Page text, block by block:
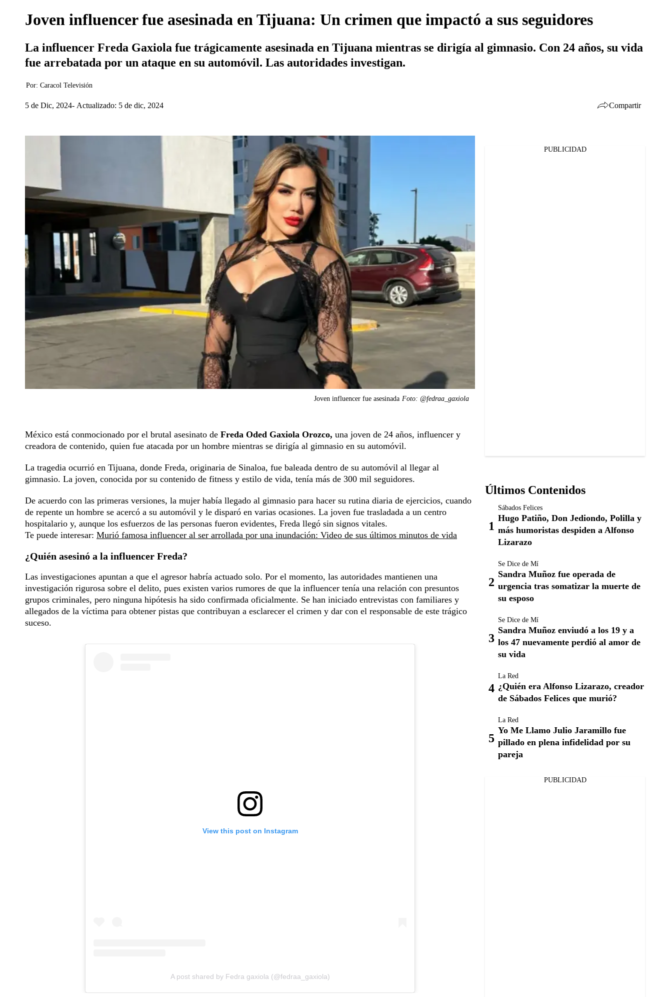
Joven influencer fue asesinada en Tijuana: Un crimen que impactó a sus seguidores
La influencer Freda Gaxiola fue trágicamente asesinada en Tijuana mientras se dirigía al gimnasio. Con 24 años, su vida
fue arrebatada por un ataque en su automóvil. Las autoridades investigan.
Por: Caracol Televisión
5 de Dic, 2024 Actualizado: 5 de dic, 2024 Compartir
Joven influencer fue asesinada Foto: @fedraa_gaxiola
México está conmocionado por el brutal asesinato de Freda Oded Gaxiola Orozco, una joven de 24 años, influencer y
creadora de contenido, quien fue atacada por un hombre mientras se dirigía al gimnasio en su automóvil.
La tragedia ocurrió en Tijuana, donde Freda, originaria de Sinaloa, fue baleada dentro de su automóvil al llegar al
gimnasio. La joven, conocida por su contenido de fitness y estilo de vida, tenía más de 300 mil seguidores.
De acuerdo con las primeras versiones, la mujer había llegado al gimnasio para hacer su rutina diaria de ejercicios, cuando
de repente un hombre se acercó a su automóvil y le disparó en varias ocasiones. La joven fue trasladada a un centro
hospitalario y, aunque los esfuerzos de las personas fueron evidentes, Freda llegó sin signos vitales.
Te puede interesar: Murió famosa influencer al ser arrollada por una inundación: Video de sus últimos minutos de vida
¿Quién asesinó a la influencer Freda?
Las investigaciones apuntan a que el agresor habría actuado solo. Por el momento, las autoridades mantienen una
investigación rigurosa sobre el delito, pues existen varios rumores de que la influencer tenía una relación con presuntos
grupos criminales, pero ninguna hipótesis ha sido confirmada oficialmente. Se han iniciado entrevistas con familiares y
allegados de la víctima para obtener pistas que contribuyan a esclarecer el crimen y dar con el responsable de este trágico
suceso.
View this post on Instagram
A post shared by Fedra gaxiola (@fedraa_gaxiola)
PUBLICIDAD
Últimos Contenidos
Sábados Felices
Hugo Patiño, Don Jediondo, Polilla y
más humoristas despiden a Alfonso
Lizarazo
Se Dice de Mí
Sandra Muñoz fue operada de
urgencia tras somatizar la muerte de
su esposo
Se Dice de Mí
Sandra Muñoz enviudó a los 19 y a
los 47 nuevamente perdió al amor de
su vida
La Red
¿Quién era Alfonso Lizarazo, creador
de Sábados Felices que murió?
La Red
Yo Me Llamo Julio Jaramillo fue
pillado en plena infidelidad por su
pareja
PUBLICIDAD